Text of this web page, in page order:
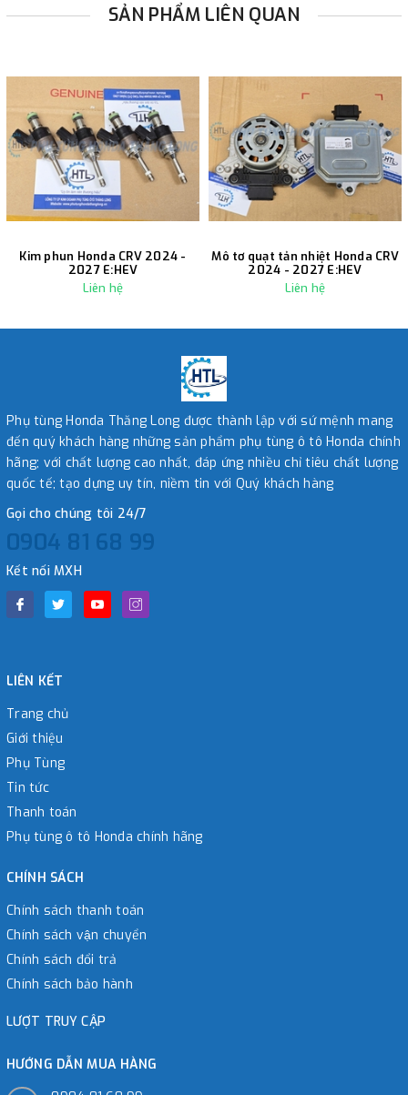
SẢN PHẨM LIÊN QUAN
Kim phun Honda CRV 2024 -
2027 E:HEV
Liên hệ
Mô tơ quạt tản nhiệt Honda CRV
2024 - 2027 E:HEV
Liên hệ
Phụ tùng Honda Thăng Long được thành lập với sứ mệnh mang
đến quý khách hàng những sản phẩm phụ tùng ô tô Honda chính
hãng; với chất lượng cao nhất, đáp ứng nhiều chỉ tiêu chất lượng
quốc tế; tạo dựng uy tín, niềm tin với Quý khách hàng
Gọi cho chúng tôi 24/7
0904 81 68 99
Kết nối MXH
LIÊN KẾT
Trang chủ
Giới thiệu
Phụ Tùng
Tin tức
Thanh toán
Phụ tùng ô tô Honda chính hãng
CHÍNH SÁCH
Chính sách thanh toán
Chính sách vận chuyển
Chính sách đổi trả
Chính sách bảo hành
LƯỢT TRUY CẬP
HƯỚNG DẪN MUA HÀNG